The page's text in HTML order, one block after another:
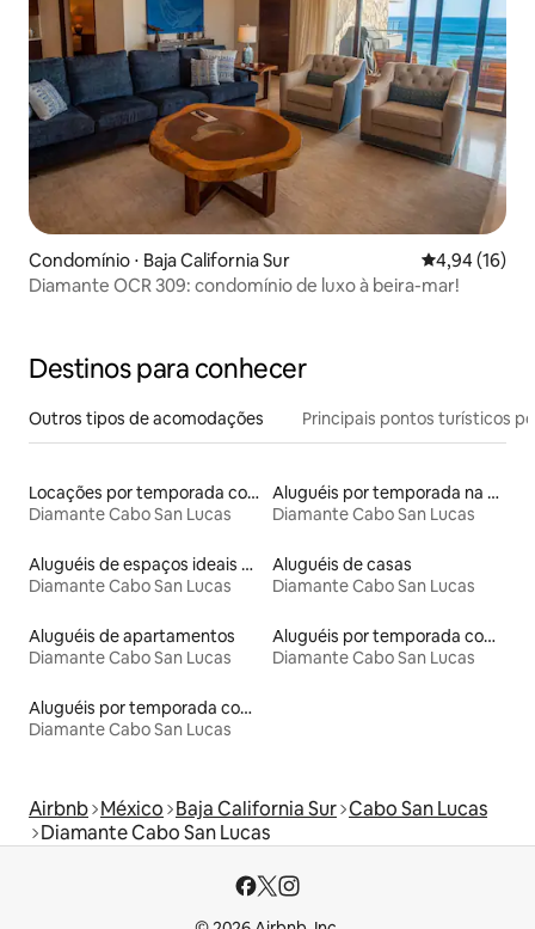
Condomínio ⋅ Baja California Sur 4,94 de uma
4,94 (16)
Diamante OCR 309: condomínio de luxo à beira-mar!
Destinos para conhecer
Outros tipos de acomodações Principais pontos turísticos
Locações por temporada com piscina
Diamante Cabo San Lucas
Aluguéis por temporada na orla
Diamante Cabo San Lucas
Aluguéis de espaços ideais para famílias
Diamante Cabo San Lucas
Aluguéis de casas
Diamante Cabo San Lucas
Aluguéis de apartamentos
Diamante Cabo San Lucas
Aluguéis por temporada com acesso à praia
Diamante Cabo San Lucas
Aluguéis por temporada com banheira de hidromassagem
Diamante Cabo San Lucas
Airbnb México Baja California Sur Cabo San Lucas
Diamante Cabo San Lucas